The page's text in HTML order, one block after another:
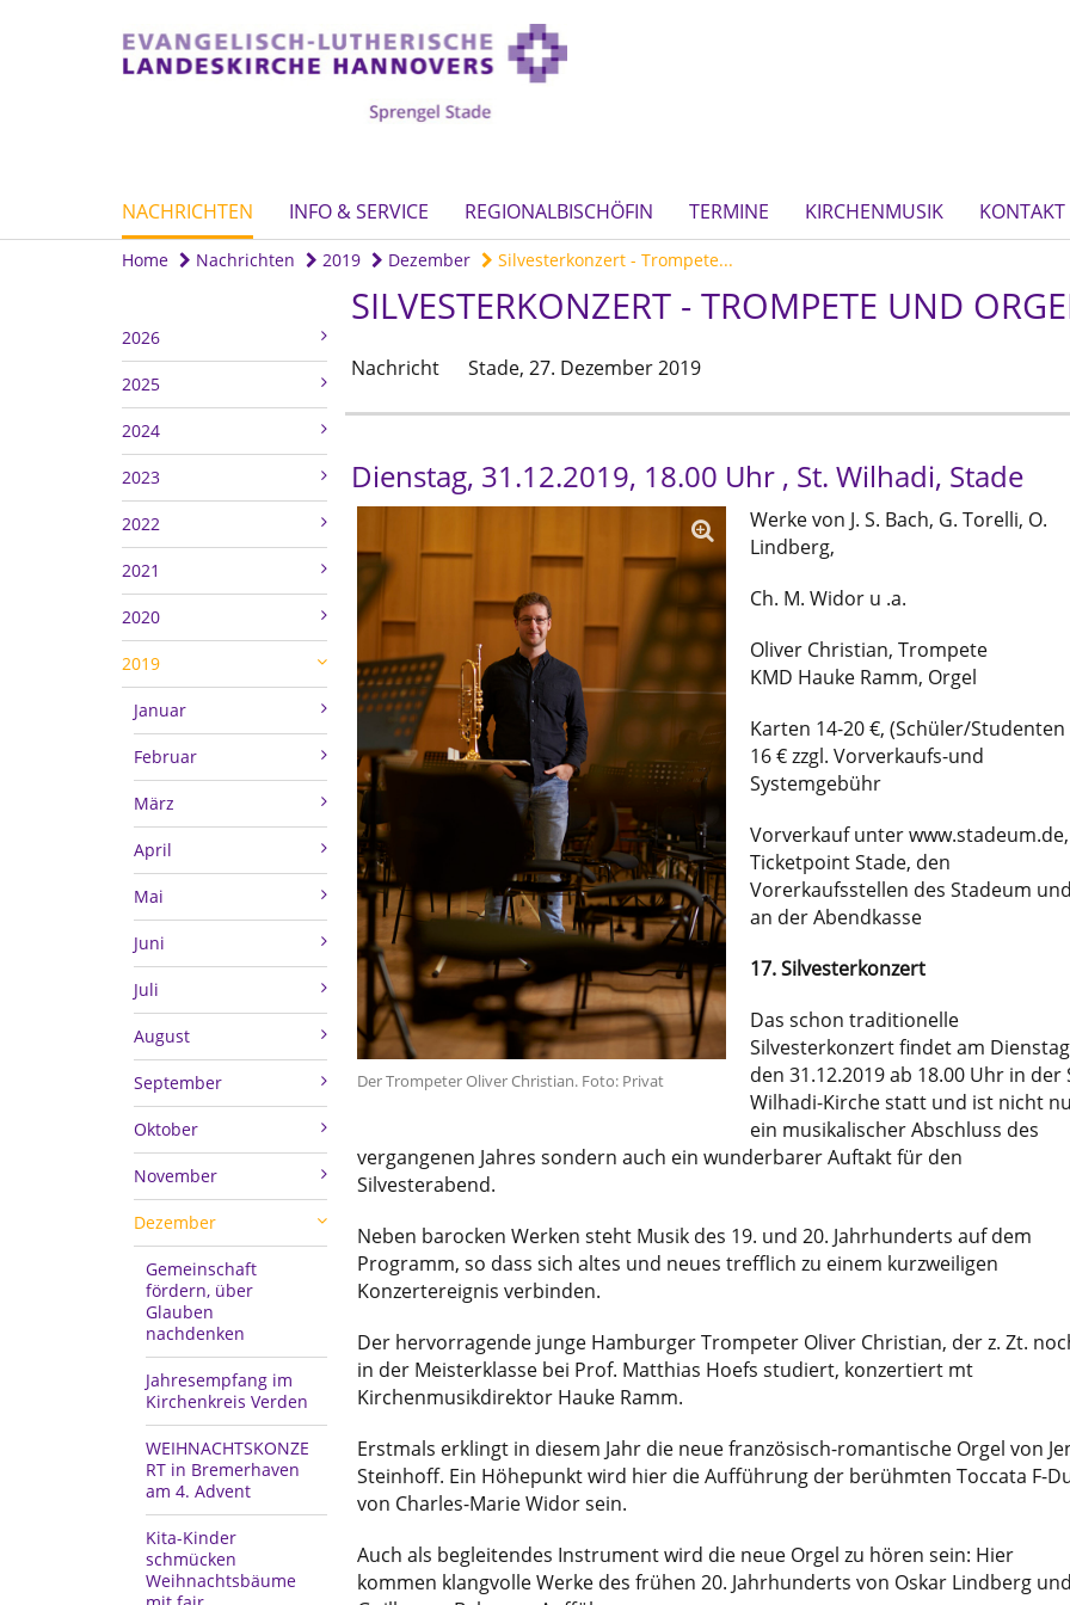
NACHRICHTEN INFO & SERVICE REGIONALBISCHÖFIN TERMINE KIRCHENMUSIK KONTAKT
Home Nachrichten 2019 Dezember Silvesterkonzert - Trompete...
2026
2025
2024
2023
2022
2021
2020
2019
Januar
Februar
März
April
Mai
Juni
Juli
August
September
Oktober
November
Dezember
Gemeinschaft
fördern, über
Glauben
nachdenken
Jahresempfang im
Kirchenkreis Verden
WEIHNACHTSKONZE
RT in Bremerhaven
am 4. Advent
Kita-Kinder
schmücken
Weihnachtsbäume
SILVESTERKONZERT - TROMPETE UND
Nachricht Stade, 27. Dezember 2019
Dienstag, 31.12.2019, 18.00 Uhr , St. Wilhadi, Stade
Der Trompeter Oliver Christian. Foto: Privat
Werke von J. S. Bach, G. Torelli, O.
Lindberg,
Ch. M. Widor u .a.
Oliver Christian, Trompete
KMD Hauke Ramm, Orgel
Karten 14-20 €, (Schüler/Studenten
16 € zzgl. Vorverkaufs-und
Systemgebühr
Vorverkauf unter www.stadeum.de,
Ticketpoint Stade, den
Vorerkaufsstellen des Stadeum und
an der Abendkasse
17. Silvesterkonzert
Das schon traditionelle
Silvesterkonzert findet am
den 31.12.2019 ab 18.00 Uhr in der
Wilhadi-Kirche statt und ist nicht
ein musikalischer Abschluss des
vergangenen Jahres sondern auch ein wunderbarer Auftakt für den
Silvesterabend.
Neben barocken Werken steht Musik des 19. und 20. Jahrhunderts auf dem
Programm, so dass sich altes und neues trefflich zu einem kurzweiligen
Konzertereignis verbinden.
Der hervorragende junge Hamburger Trompeter Oliver Christian, der z. Zt.
in der Meisterklasse bei Prof. Matthias Hoefs studiert, konzertiert mt
Kirchenmusikdirektor Hauke Ramm.
Erstmals erklingt in diesem Jahr die neue französisch-romantische Orgel von
Steinhoff. Ein Höhepunkt wird hier die Aufführung der berühmten Toccata F-
von Charles-Marie Widor sein.
Auch als begleitendes Instrument wird die neue Orgel zu hören sein: Hier
kommen klangvolle Werke des frühen 20. Jahrhunderts von Oskar Lindberg und